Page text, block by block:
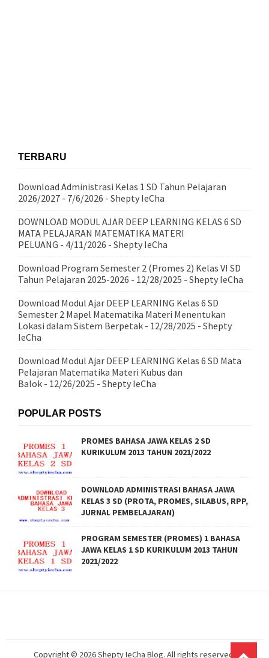
TERBARU
Download Administrasi Kelas 1 SD Tahun Pelajaran
2026/2027 - 7/6/2026 - Shepty IeCha
DOWNLOAD MODUL AJAR DEEP LEARNING KELAS 6 SD
MATA PELAJARAN MATEMATIKA MATERI
PELUANG - 4/11/2026 - Shepty IeCha
Download Program Semester 2 (Promes 2) Kelas VI SD
Tahun Pelajaran 2025-2026 - 12/28/2025 - Shepty IeCha
Download Modul Ajar DEEP LEARNING Kelas 6 SD
Semester 2 Mapel Matematika Materi Menentukan
Lokasi dalam Sistem Berpetak - 12/28/2025 - Shepty
IeCha
Download Modul Ajar DEEP LEARNING Kelas 6 SD Mata
Pelajaran Matematika Materi Kubus dan
Balok - 12/26/2025 - Shepty IeCha
POPULAR POSTS
PROMES BAHASA JAWA KELAS 2 SD
KURIKULUM 2013 TAHUN 2021/2022
DOWNLOAD ADMINISTRASI BAHASA JAWA
KELAS 3 SD (PROTA, PROMES, SILABUS, RPP,
JURNAL PEMBELAJARAN)
PROGRAM SEMESTER (PROMES) 1 BAHASA
JAWA KELAS 1 SD KURIKULUM 2013 TAHUN
2021/2022
Copyright © 2026Shepty IeCha Blog. All rights reserved.